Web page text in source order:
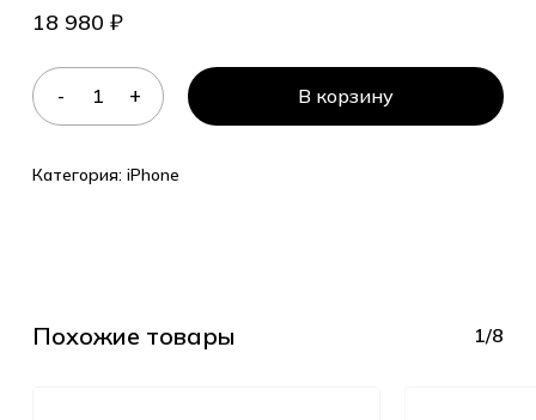
18 980 ₽
В корзину
Категория: iPhone
Похожие товары 1/8